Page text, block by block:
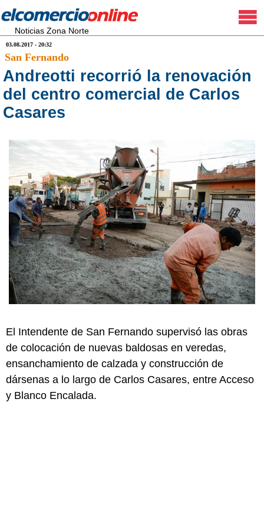
Noticias Zona Norte
03.08.2017 - 20:32
San Fernando
Andreotti recorrió la renovación
del centro comercial de Carlos
Casares
El Intendente de San Fernando supervisó las obras
de colocación de nuevas baldosas en veredas,
ensanchamiento de calzada y construcción de
dársenas a lo largo de Carlos Casares, entre Acceso
y Blanco Encalada.